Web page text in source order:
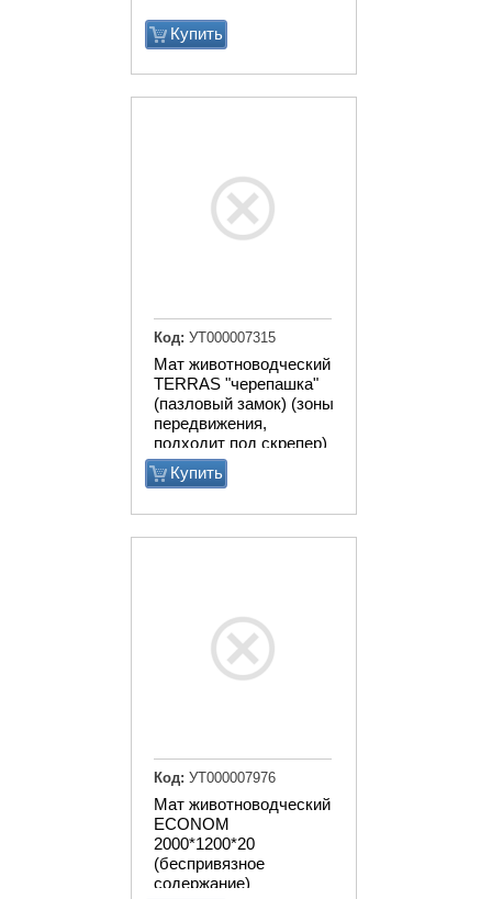
Купить
Мат животноводческий
TERRAS "черепашка"
(пазловый замок) (зоны
передвижения,
подходит под скрепер)
Купить
Код: УТ000007315
Мат животноводческий
ECONOM
2000*1200*20
(беспривязное
содержание)
Код: УТ000007976